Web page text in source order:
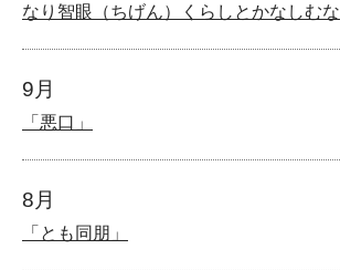
なり智眼（ちげん）くらしとかなしむな
9月
「悪口」
8月
「とも同朋」